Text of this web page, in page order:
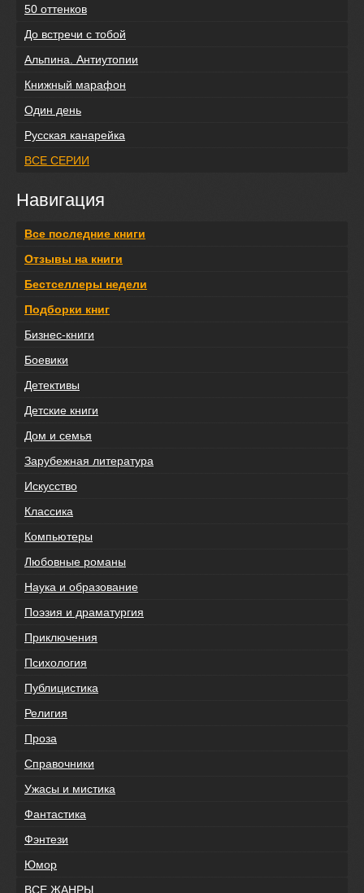
50 оттенков
До встречи с тобой
Альпина. Антиутопии
Книжный марафон
Один день
Русская канарейка
ВСЕ СЕРИИ
Навигация
Все последние книги
Отзывы на книги
Бестселлеры недели
Подборки книг
Бизнес-книги
Боевики
Детективы
Детские книги
Дом и семья
Зарубежная литература
Искусство
Классика
Компьютеры
Любовные романы
Наука и образование
Поэзия и драматургия
Приключения
Психология
Публицистика
Религия
Проза
Справочники
Ужасы и мистика
Фантастика
Фэнтези
Юмор
ВСЕ ЖАНРЫ